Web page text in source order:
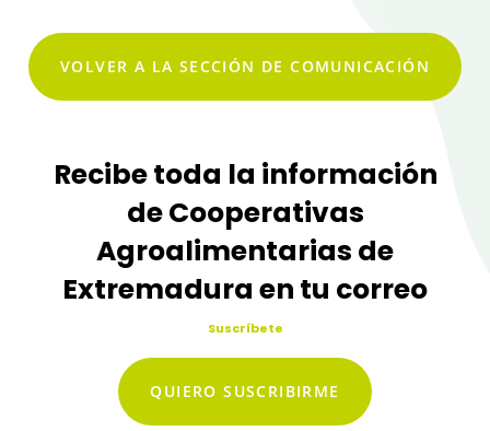
VOLVER A LA SECCIÓN DE COMUNICACIÓN
Recibe toda la información
de Cooperativas
Agroalimentarias de
Extremadura en tu correo
Suscríbete
QUIERO SUSCRIBIRME